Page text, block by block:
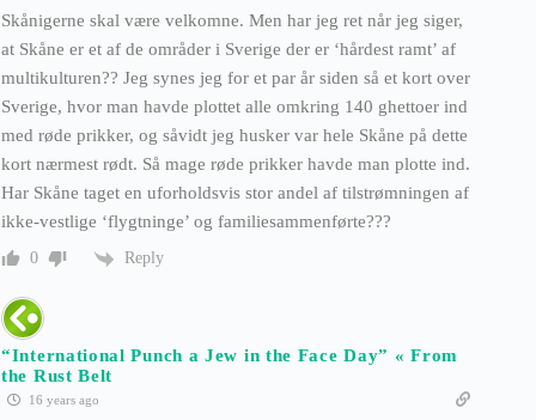
Skånigerne skal være velkomne. Men har jeg ret når jeg siger,
at Skåne er et af de områder i Sverige der er ‘hårdest ramt’ af
multikulturen?? Jeg synes jeg for et par år siden så et kort over
Sverige, hvor man havde plottet alle omkring 140 ghettoer ind
med røde prikker, og såvidt jeg husker var hele Skåne på dette
kort nærmest rødt. Så mage røde prikker havde man plotte ind.
Har Skåne taget en uforholdsvis stor andel af tilstrømningen af
ikke-vestlige ‘flygtninge’ og familiesammenførte???
0 Reply
“International Punch a Jew in the Face Day” « From
the Rust Belt
16 years ago